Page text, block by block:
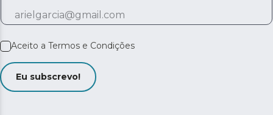
Aceito a Termos e Condições
Eu subscrevo!